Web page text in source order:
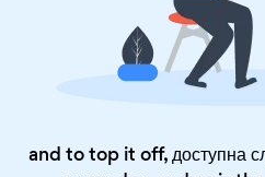
and to top it off, доступна